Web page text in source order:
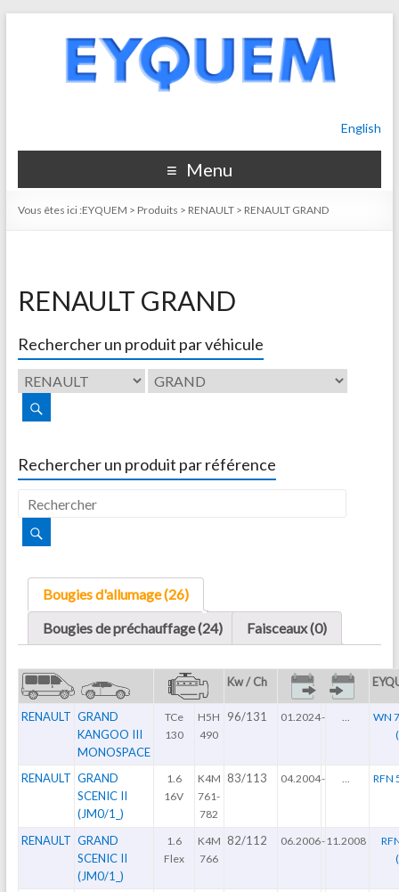
English
Menu
Vous êtes ici :EYQUEM > Produits > RENAULT> RENAULT GRAND
RENAULT GRAND
Rechercher un produit par véhicule
Rechercher un produit par référence
Bougies d'allumage (26)
Bougies de préchauffage (24)
Faisceaux (0)
Kw / Ch
RENAULT GRAND
KANGOO III
MONOSPACE
TCe
130
H5H
490
96/131 01.2024-
WN
RENAULT GRAND
SCENIC II
(JM0/1_)
1.6
16V
K4M
761-
782
83/113 04.2004- RFN
RENAULT GRAND
SCENIC II
(JM0/1_)
1.6
Flex
K4M
766
82/112 06.2006-11.2008